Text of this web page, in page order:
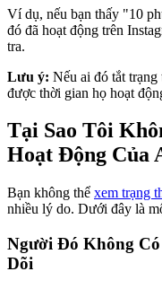
Ví dụ, nếu bạn thấy "10
đó đã hoạt động trên
tra.
Lưu ý: Nếu ai đó tắt trạng
được thời gian họ hoạt
Tại Sao Tôi
Hoạt Động Của
Bạn không thể xem trạng
nhiều lý do. Dưới đây là
Người Đó Không
Dõi